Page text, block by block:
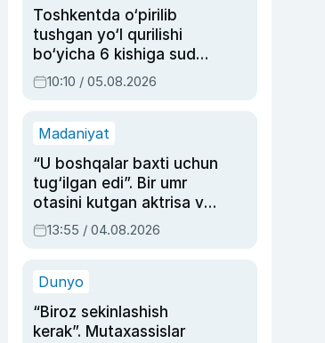
Toshkentda o‘pirilib
tushgan yo‘l qurilishi
bo‘yicha 6 kishiga sud
hukmi o‘qildi
10:10 / 05.08.2026
Madaniyat
“U boshqalar baxti uchun
tug‘ilgan edi”. Bir umr
otasini kutgan aktrisa va
dublyaj ustasi Rimma
Ahmedovaning
13:55 / 04.08.2026
Dunyo
“Biroz sekinlashish
kerak”. Mutaxassislar